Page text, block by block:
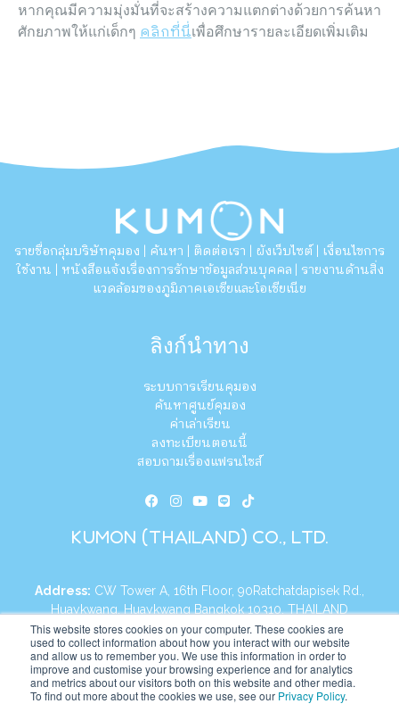
This website stores cookies on your computer. These cookies are
used to collect information about how you interact with our website
and allow us to remember you. We use this information in order to
improve and customise your browsing experience and for analytics
and metrics about our visitors both on this website and other media.
To find out more about the cookies we use, see our Privacy Policy.
หากคุณมีความมุ่งมั่นที่จะสร้างความแตกต่างด้วยการค้นหา
ศักยภาพให้แก่เด็กๆ คลิกที่นี่เพื่อศึกษารายละเอียดเพิ่มเติม
รายชื่อกลุ่มบริษัทคุมอง ค้นหา ติดต่อเรา ผังเว็บไซต์ เงื่อนไขการ
ใช้งาน หนังสือแจ้งเรื่องการรักษาข้อมูลส่วนบุคคล รายงานด้านสิ่ง
แวดล้อมของภูมิภาคเอเชียและโอเชียเนีย
ลิงก์นำทาง
ระบบการเรียนคุมอง
ค้นหาศูนย์คุมอง
ค่าเล่าเรียน
ลงทะเบียนตอนนี้
สอบถามเรื่องแฟรนไชส์
KUMON (THAILAND) CO., LTD.
Address: CW Tower A, 16th Floor, 90Ratchatdapisek Rd.,
Huaykwang, Huaykwang Bangkok 10310, THAILAND
Tel: +66 2626 6555
Website: https://th.kumonglobal.com